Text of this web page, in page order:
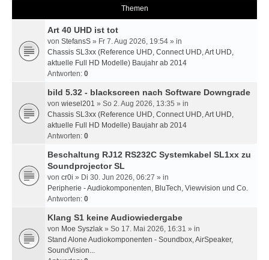
Themen
Art 40 UHD ist tot
von StefansS » Fr 7. Aug 2026, 19:54 » in
Chassis SL3xx (Reference UHD, Connect UHD, Art UHD,
aktuelle Full HD Modelle) Baujahr ab 2014
Antworten: 0
bild 5.32 - blackscreen nach Software Downgrade
von wiesel201 » So 2. Aug 2026, 13:35 » in
Chassis SL3xx (Reference UHD, Connect UHD, Art UHD,
aktuelle Full HD Modelle) Baujahr ab 2014
Antworten: 0
Beschaltung RJ12 RS232C Systemkabel SL1xx zu
Soundprojector SL
von cr0i » Di 30. Jun 2026, 06:27 » in
Peripherie - Audiokomponenten, BluTech, Viewvision und Co.
Antworten: 0
Klang S1 keine Audiowiedergabe
von Moe Syszlak » So 17. Mai 2026, 16:31 » in
Stand Alone Audiokomponenten - Soundbox, AirSpeaker,
SoundVision...